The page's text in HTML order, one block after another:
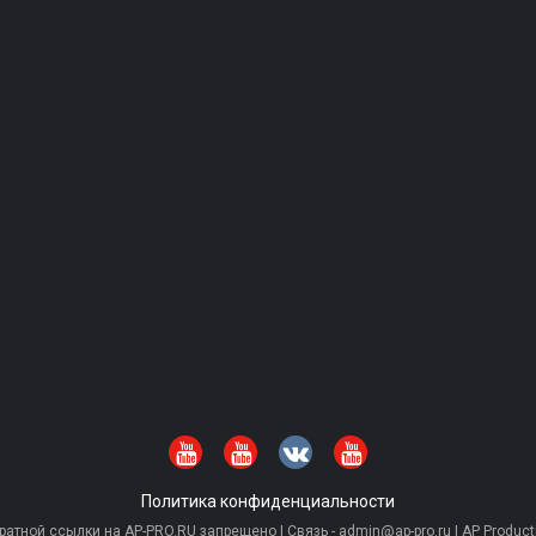
Политика конфиденциальности
ссылки на AP-PRO.RU запрещено | Связь - admin@ap-pro.ru | AP